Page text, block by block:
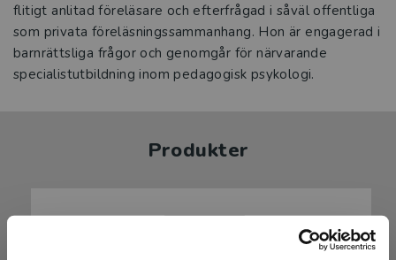
flitigt anlitad föreläsare och efterfrågad i såväl offentliga
som privata föreläsningssammanhang. Hon är engagerad i
barnrättsliga frågor och genomgår för närvarande
specialistutbildning inom pedagogisk psykologi.
Produkter